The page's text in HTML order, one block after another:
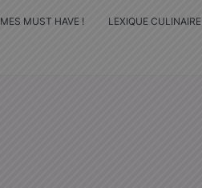
MES MUST HAVE ! LEXIQUE CULINAIRE